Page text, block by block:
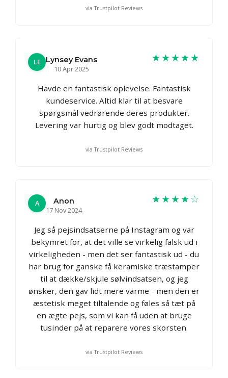
via Trustpilot Reviews
LE
Lynsey Evans
10 Apr 2025
★★★★★
Havde en fantastisk oplevelse. Fantastisk
kundeservice. Altid klar til at besvare
spørgsmål vedrørende deres produkter.
Levering var hurtig og blev godt modtaget.
via Trustpilot Reviews
A
Anon
17 Nov 2024
★★★★☆
Jeg så pejsindsatserne på Instagram og var
bekymret for, at det ville se virkelig falsk ud i
virkeligheden - men det ser fantastisk ud - du
har brug for ganske få keramiske træstamper
til at dække/skjule sølvindsatsen, og jeg
ønsker, den gav lidt mere varme - men den er
æstetisk meget tiltalende og føles så tæt på
en ægte pejs, som vi kan få uden at bruge
tusinder på at reparere vores skorsten.
via Trustpilot Reviews